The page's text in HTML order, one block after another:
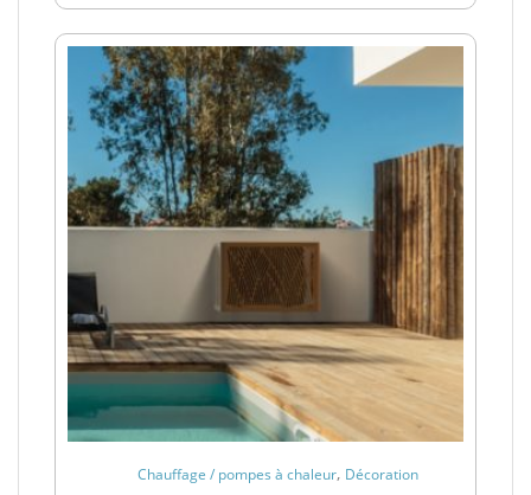
Chauffage / pompes à chaleur, Décoration